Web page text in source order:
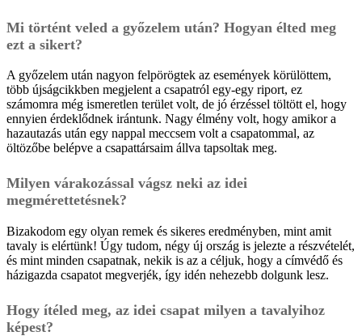
Mi történt veled a győzelem után? Hogyan élted meg
ezt a sikert?
A győzelem után nagyon felpörögtek az események körülöttem,
több újságcikkben megjelent a csapatról egy-egy riport, ez
számomra még ismeretlen terület volt, de jó érzéssel töltött el, hogy
ennyien érdeklődnek irántunk. Nagy élmény volt, hogy amikor a
hazautazás után egy nappal meccsem volt a csapatommal, az
öltözőbe belépve a csapattársaim állva tapsoltak meg.
Milyen várakozással vágsz neki az idei
megmérettetésnek?
Bizakodom egy olyan remek és sikeres eredményben, mint amit
tavaly is elértünk! Úgy tudom, négy új ország is jelezte a részvételét,
és mint minden csapatnak, nekik is az a céljuk, hogy a címvédő és
házigazda csapatot megverjék, így idén nehezebb dolgunk lesz.
Hogy ítéled meg, az idei csapat milyen a tavalyihoz
képest?